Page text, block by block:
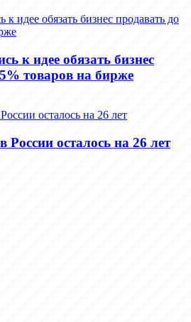
к идее обязать бизнес
товаров на бирже
России осталось на 26 лет